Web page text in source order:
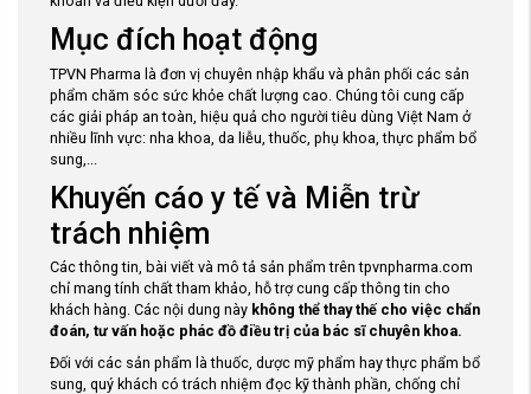
Mục đích hoạt động
TPVN Pharma là đơn vị chuyên nhập khẩu và phân phối các sản
phẩm chăm sóc sức khỏe chất lượng cao. Chúng tôi cung cấp
các giải pháp an toàn, hiệu quả cho người tiêu dùng Việt Nam ở
nhiều lĩnh vực: nha khoa, da liễu, thuốc, phụ khoa, thực phẩm bổ
sung,...
Khuyến cáo y tế và Miễn trừ
trách nhiệm
Các thông tin, bài viết và mô tả sản phẩm trên tpvnpharma.com
chỉ mang tính chất tham khảo, hỗ trợ cung cấp thông tin cho
khách hàng. Các nội dung này không thể thay thế cho việc chẩn
đoán, tư vấn hoặc phác đồ điều trị của bác sĩ chuyên khoa.
Đối với các sản phẩm là thuốc, dược mỹ phẩm hay thực phẩm bổ
sung, quý khách có trách nhiệm đọc kỹ thành phần, chống chỉ